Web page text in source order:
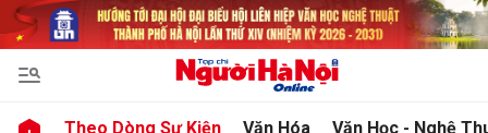
Theo Dòng Sự Kiện Văn Hóa Văn Học - Nghệ
luận